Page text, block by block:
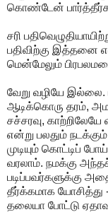
கொண்டேன்
சரி
பதிவிற்கு இத்தனை
மென்மேலும்
வேறு வழியே இல்லை.
ஆடிக்கொரு தரம்,
சச்சரவு, காற்றிலேயே
என்று பலதும்
முடியும் கொட்டிப்
வரலாம். நமக்கு
படிப்பவர்களுக்கு
தீர்க்கமாக
தலையா போட்டு